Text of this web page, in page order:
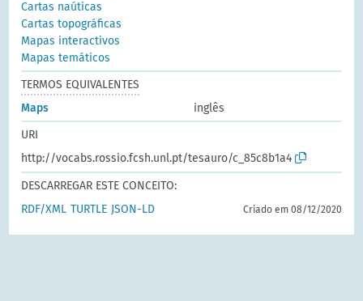
Cartas naúticas
Cartas topográficas
Mapas interactivos
Mapas temáticos
TERMOS EQUIVALENTES
Maps
inglês
URI
http://vocabs.rossio.fcsh.unl.pt/tesauro/c_85c8b1a4
DESCARREGAR ESTE CONCEITO:
RDF/XML TURTLE JSON-LD Criado em 08/12/2020